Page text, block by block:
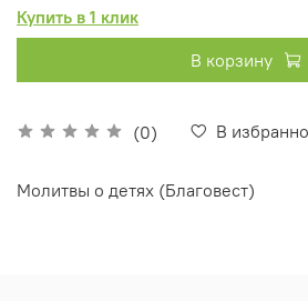
(0) В
Купить в 1 клик
В корзину
Молитвы о детях (Благовест)